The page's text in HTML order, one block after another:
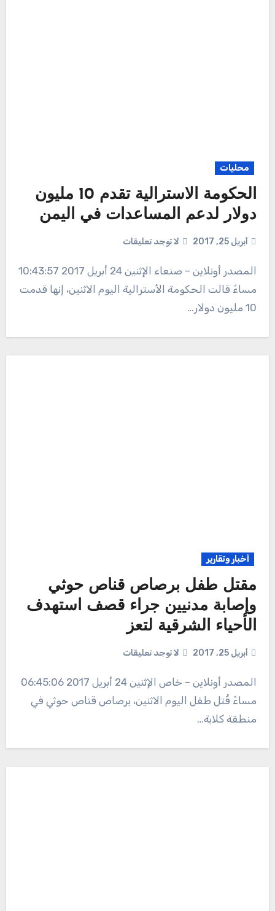
محليات
الحكومة الاسترالية تقدم 10 مليون
دولار لدعم المساعدات في اليمن
أبريل 25, 2017 لا توجد تعليقات
المصدر أونلاين – صنعاء الإثنين 24 أبريل 2017 10:43:57
مساءً قالت الحكومة الأسترالية اليوم الاثنين، إنها قدمت
10 مليون دولار…
أخبار وتقارير
مقتل طفل برصاص قناص حوثي
وإصابة مدنيين جراء قصف استهدف
الأحياء الشرقية لتعز
أبريل 25, 2017 لا توجد تعليقات
المصدر أونلاين – خاص الإثنين 24 أبريل 2017 06:45:06
مساءً قُتل طفل اليوم الاثنين، برصاص قناص حوثي في
منطقة كلابة…